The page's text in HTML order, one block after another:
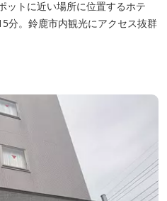
ットに近い場所に位置するホテ
分。鈴鹿市内観光にアクセス抜群